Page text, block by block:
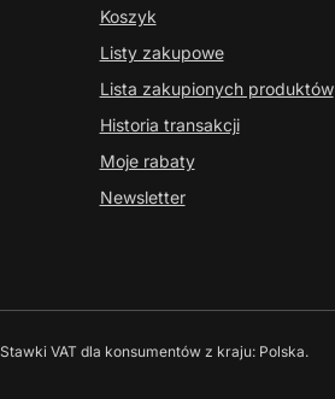
Koszyk
Listy zakupowe
Lista zakupionych produktów
Historia transakcji
Moje rabaty
Newsletter
Stawki VAT dla konsumentów z kraju: Polska.